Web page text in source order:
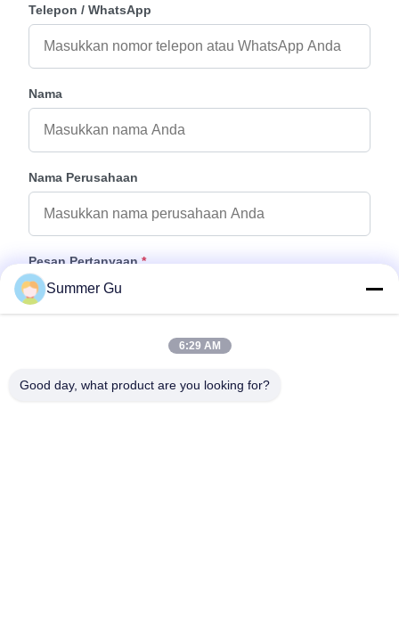
Telepon / WhatsApp
Nama
Nama Perusahaan
Pesan Pertanyaan *
Summer Gu
6:29 AM
Good day, what product are you looking for?